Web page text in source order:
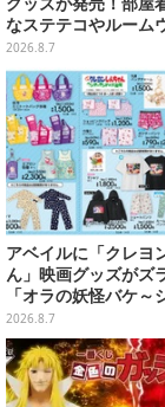
なステテコやルーム
2026.8.7
アベイルに「クレヨ
ん」映画グッズがズ
「オラの妖怪バケ～
「ヘンダーランド」
マ」などをフィーチ
2026.8.7